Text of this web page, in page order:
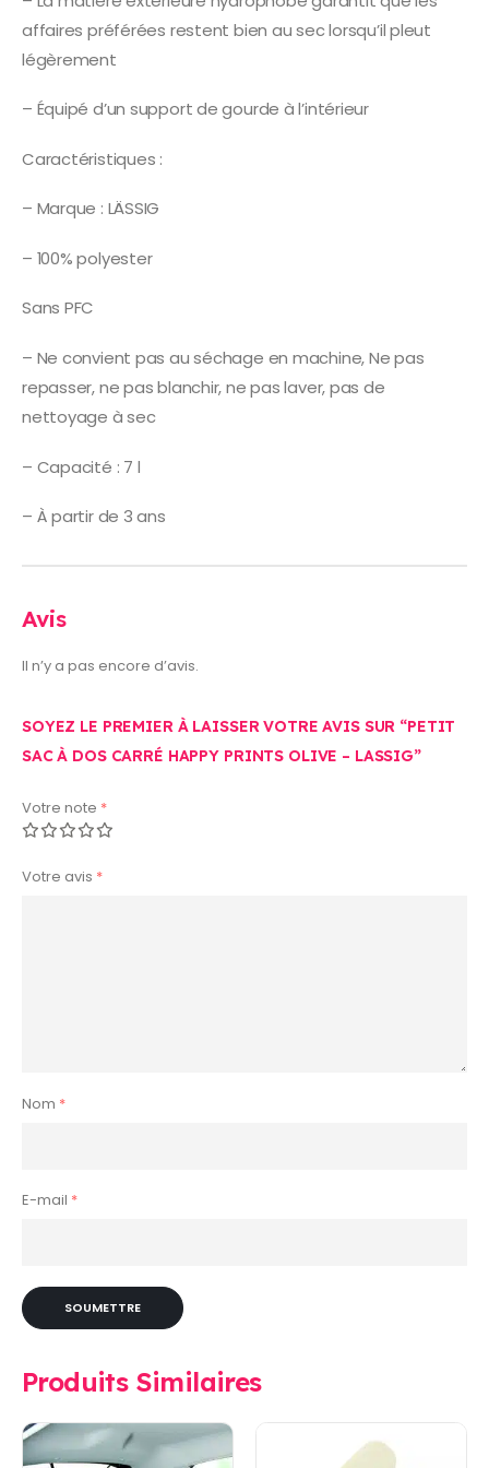
affaires préférées restent bien au sec lorsqu’il pleut
légèrement
– Équipé d’un support de gourde à l’intérieur
Caractéristiques :
– Marque : LÄSSIG
– 100% polyester
Sans PFC
– Ne convient pas au séchage en machine, Ne pas
repasser, ne pas blanchir, ne pas laver, pas de
nettoyage à sec
– Capacité : 7 l
– À partir de 3 ans
Avis
Il n’y a pas encore d’avis.
SOYEZ LE PREMIER À LAISSER VOTRE AVIS SUR “PETIT
SAC À DOS CARRÉ HAPPY PRINTS OLIVE – LASSIG”
Votre note *
Votre avis *
Nom *
E-mail *
Produits Similaires